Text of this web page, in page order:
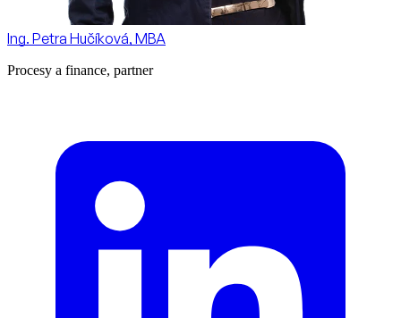
Ing. Petra Hučíková, MBA
Procesy a finance, partner